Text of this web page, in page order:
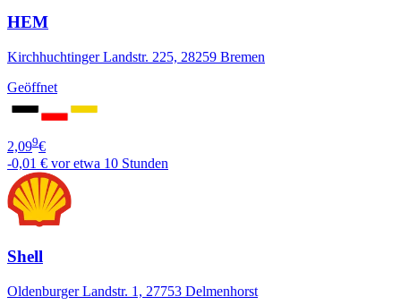
HEM
Kirchhuchtinger Landstr. 225, 28259 Bremen
Geöffnet
2,099€
-0,01 € vor etwa 10 Stunden
Shell
Oldenburger Landstr. 1, 27753 Delmenhorst